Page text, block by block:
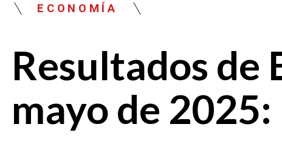
ECONOMÍA
Resultados de
mayo de